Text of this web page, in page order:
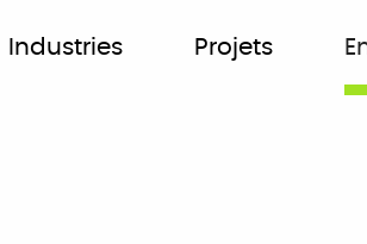
Industries Projets